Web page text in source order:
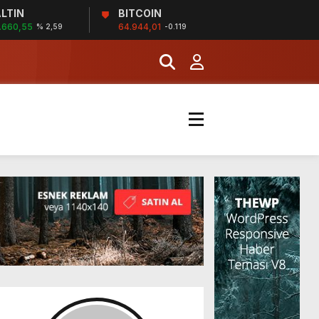
% 2,59
BITCOIN
64.944,01 -0.119
SGK